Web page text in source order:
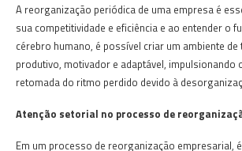
A reorganização periódica de uma empresa é
sua competitividade e eficiência e ao entender o
cérebro humano, é possível criar um ambiente
produtivo, motivador e adaptável, impulsionando
retomada do ritmo perdido devido à
Atenção setorial no processo de
Em um processo de reorganização empresarial,